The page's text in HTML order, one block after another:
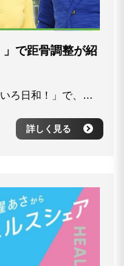
で距骨調整が紹
3/22(火)朝放送のテレビ東京「なないろ日和！」で、春の睡眠対策として距骨調整が紹介されました！ ■テレビ東京「なないろ日和！」公式サイト https://www.tv-tokyo.co.jp/nanairo/ 番組では、距骨の重要性と役割をわかりやすく解説し、快眠対策としてセルフケアの方法をお伝えしています。 ぜひトライしてみてください\(^O^)/ ＜距骨調整公式YouTubeチャンネル＞ ～1日5分のセルフケア～ https://www.youtube.com/watch?v=fRao8rxWZnI
詳しく見る